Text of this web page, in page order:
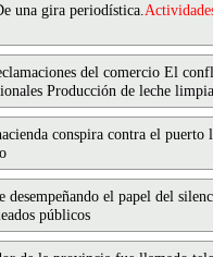
una gira periodística.
del comercio El
Producción de leche
conspira contra el puerto
desempeñando el papel del
públicos